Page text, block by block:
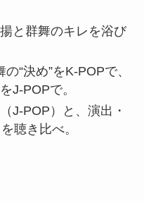
と群舞のキレを浴び
“決め”をK-POPで、
J-POPで。
J-POP）と、演出・
聴き比べ。